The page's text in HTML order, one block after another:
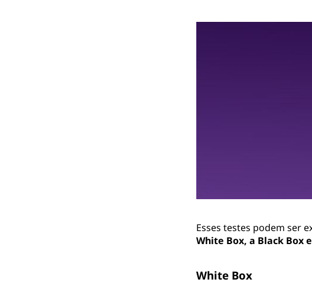
Esses testes podem ser
White Box, a Black Box
White Box